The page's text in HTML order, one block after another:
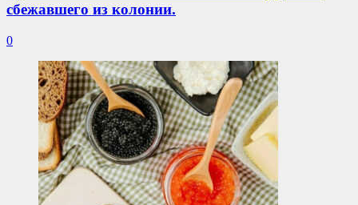
сбежавшего из колонии.
0